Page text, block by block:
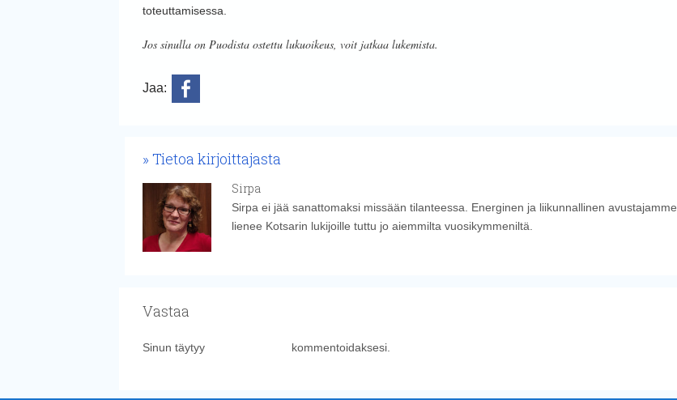
toteuttamisessa.
Jos sinulla on Puodista ostettu lukuoikeus, voit jatkaa lukemista.
Jaa:
Tietoa kirjoittajasta
Sirpa
Sirpa ei jää sanattomaksi missään tilanteessa. Energinen ja liikunnallinen avustajamme
lienee Kotsarin lukijoille tuttu jo aiemmilta vuosikymmeniltä.
Vastaa
Sinun täytyy kommentoidaksesi.